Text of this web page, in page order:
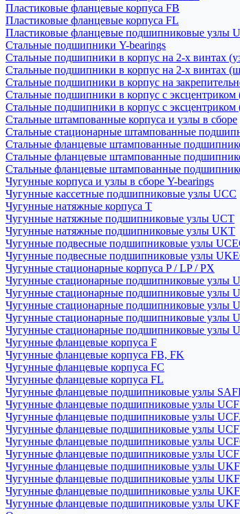
Пластиковые фланцевые корпуса FB
Пластиковые фланцевые корпуса FL
Пластиковые фланцевые подшипниковые узлы
Стальные подшипники Y-bearings
Стальные подшипники в корпус на 2-х винтах
Стальные подшипники в корпус на 2-х винтах
Стальные подшипники в корпус на
Стальные подшипники в корпус с
Стальные подшипники в корпус с
Стальные штампованные корпуса и узлы в сборе
Стальные стационарные штампованные
Стальные фланцевые штампованные
Стальные фланцевые штампованные
Стальные фланцевые штампованные
Чугунные корпуса и узлы в сборе Y-bearings
Чугунные кассетные подшипниковые узлы UCC
Чугунные натяжные корпуса T
Чугунные натяжные подшипниковые узлы UCT
Чугунные натяжные подшипниковые узлы UKT
Чугунные подвесные подшипниковые узлы
Чугунные подвесные подшипниковые узлы
Чугунные стационарные корпуса P / LP / PX
Чугунные стационарные подшипниковые узлы
Чугунные стационарные подшипниковые узлы
Чугунные стационарные подшипниковые узлы
Чугунные стационарные подшипниковые узлы
Чугунные стационарные подшипниковые узлы
Чугунные фланцевые корпуса F
Чугунные фланцевые корпуса FB, FK
Чугунные фланцевые корпуса FC
Чугунные фланцевые корпуса FL
Чугунные фланцевые подшипниковые узлы
Чугунные фланцевые подшипниковые узлы
Чугунные фланцевые подшипниковые узлы
Чугунные фланцевые подшипниковые узлы
Чугунные фланцевые подшипниковые узлы
Чугунные фланцевые подшипниковые узлы
Чугунные фланцевые подшипниковые узлы UKF
Чугунные фланцевые подшипниковые узлы
Чугунные фланцевые подшипниковые узлы
Чугунные фланцевые подшипниковые узлы